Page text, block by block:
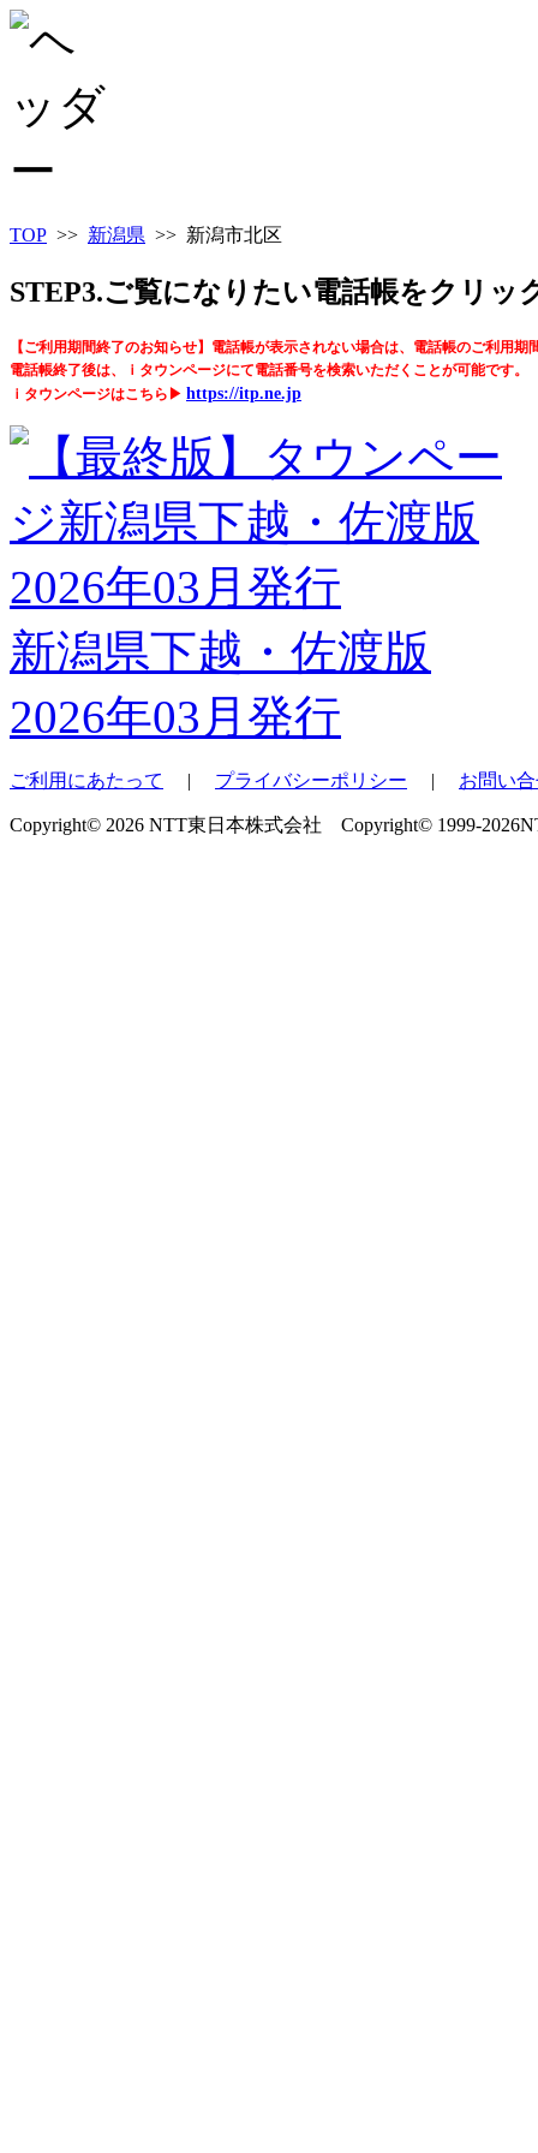
TOP >> 新潟県 >> 新潟市北区
STEP3.ご覧になりたい電話帳をクリッ
【ご利用期間終了のお知らせ】電話帳が表示されない場合は、電話帳のご利用期
電話帳終了後は、ｉタウンページにて電話番号を検索いただくことが可能です。
ｉタウンページはこちら▶ https://itp.ne.jp
新潟県下越・佐渡版
2026年03月発行
ご利用にあたって | プライバシーポリシー | お問い
Copyright© 2026 NTT東日本株式会社 Copyright© 1999-